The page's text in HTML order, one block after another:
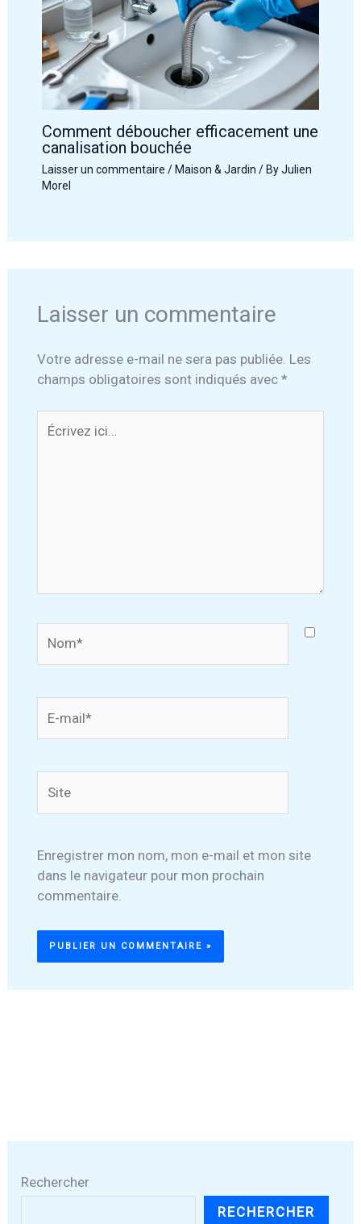
Comment déboucher efficacement une
canalisation bouchée
Laisser un commentaire / Maison & Jardin / ByJulien
Morel
Laisser un commentaire
Votre adresse e-mail ne sera pas publiée. Les
champs obligatoires sont indiqués avec *
ici…
mail*
Enregistrer mon nom, mon e-mail et mon site
dans le navigateur pour mon prochain
commentaire.
Rechercher
RECHERCHER